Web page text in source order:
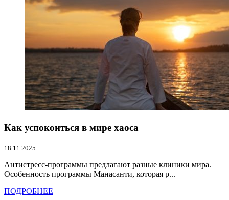
Как успокоиться в мире хаоса
18.11.2025
Антистресс-программы предлагают разные клиники мира.
Особенность программы Манасанти, которая р...
ПОДРОБНЕЕ